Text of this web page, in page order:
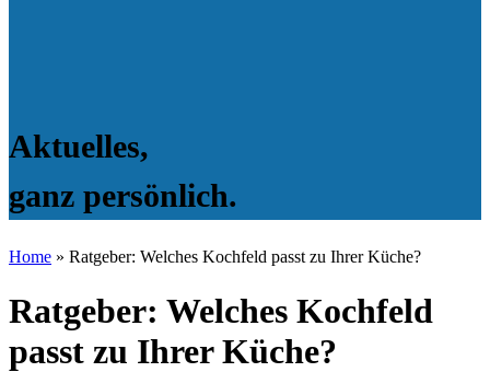
Aktuelles,
ganz persönlich.
Home » Ratgeber: Welches Kochfeld passt zu Ihrer Küche?
Ratgeber: Welches Kochfeld
passt zu Ihrer Küche?